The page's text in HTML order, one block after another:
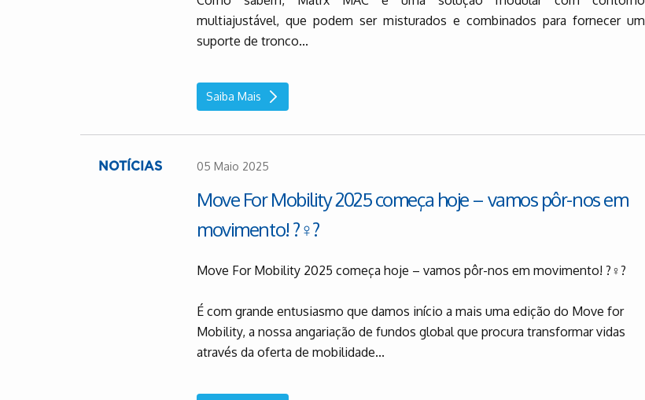
multiajustável, que podem ser misturados e combinados para fornecer um
suporte de tronco...
Saiba Mais
NOTÍCIAS 05 Maio 2025
Move For Mobility 2025 começa hoje – vamos pôr-nos em
movimento! ?‍♀️?
Move For Mobility 2025 começa hoje – vamos pôr-nos em movimento! ?‍♀️?
É com grande entusiasmo que damos início a mais uma edição do Move for
Mobility, a nossa angariação de fundos global que procura transformar vidas
através da oferta de mobilidade...